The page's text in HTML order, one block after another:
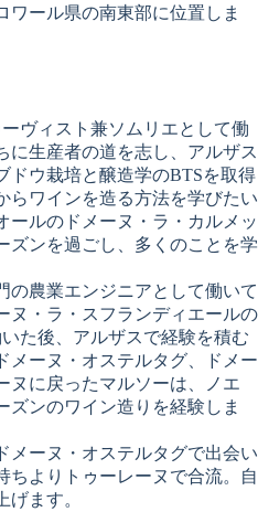
ワール県の南東部に位置しま
ヴィスト兼ソムリエとして働
に生産者の道を志し、アルザス
ドウ栽培と醸造学のBTSを取得
らワインを造る方法を学びたい
ールのドメーヌ・ラ・カルメッ
ズンを過ごし、多くのことを学
の農業エンジニアとして働いて
ヌ・ラ・スフランディエールの
た後、アルザスで経験を積む
メーヌ・オステルタグ、ドメー
ヌに戻ったマルソーは、ノエ
ズンのワイン造りを経験しま
メーヌ・オステルタグで出会い
ちよりトゥーレーヌで合流。自
ます。